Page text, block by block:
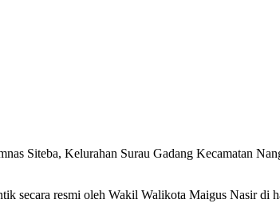
Siteba, Kelurahan Surau Gadang Kecamatan
secara resmi oleh Wakil Walikota Maigus Nasir di